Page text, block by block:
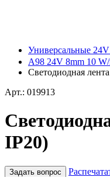
Универсальные
A98 24V 8mm 10
Светодиодная
Арт.: 019913
IP20)
Задать вопрос